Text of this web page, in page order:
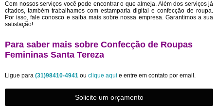
Com nossos serviços você pode encontrar o que almeja. Além dos serviços já
citados, também trabalhamos com estamparia digital e confecção de roupa.
Por isso, fale conosco e saiba mais sobre nossa empresa. Garantimos a sua
satisfação!
Para saber mais sobre Confecção de Roupas
Femininas Santa Tereza
Ligue para (31)98410-4941 ou clique aqui e entre em contato por email.
Solicite um orçamento